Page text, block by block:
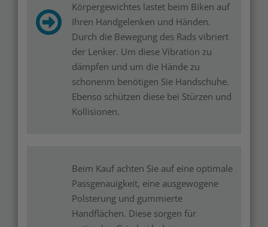
Körpergewichtes lastet beim Biken auf
Ihren Handgelenken und Händen.
Durch die Bewegung des Rads vibriert
der Lenker. Um diese Vibration zu
dämpfen und um die Hände zu
schonenm benötigen Sie Handschuhe.
Ebenso schützen diese bei Stürzen und
Kollisionen.
Beim Kauf achten Sie auf eine optimale
Passgenauigkeit, eine ausgewogene
Polsterung und gummierte
Handflächen. Diese sorgen für